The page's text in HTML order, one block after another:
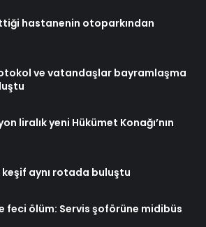
hastanenin otoparkından
ve vatandaşlar bayramlaşma
liralık yeni Hükümet Konağı’nın
aynı rotada buluştu
feci ölüm: Servis şoförüne midibüs